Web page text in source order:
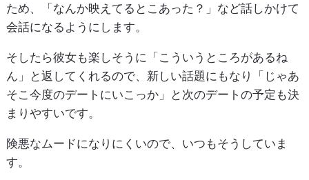
ため、「なんか映えてるとこあった？」など話しかけて
会話になるようにします。
そしたら彼女も楽しそうに「こういうところがあるね
ん」と返してくれるので、新しい話題にもなり「じゃあ
そこ今度のデートにいこっか」と次のデートの予定も決
まりやすいです。
険悪なムードになりにくいので、いつもそうしていま
す。